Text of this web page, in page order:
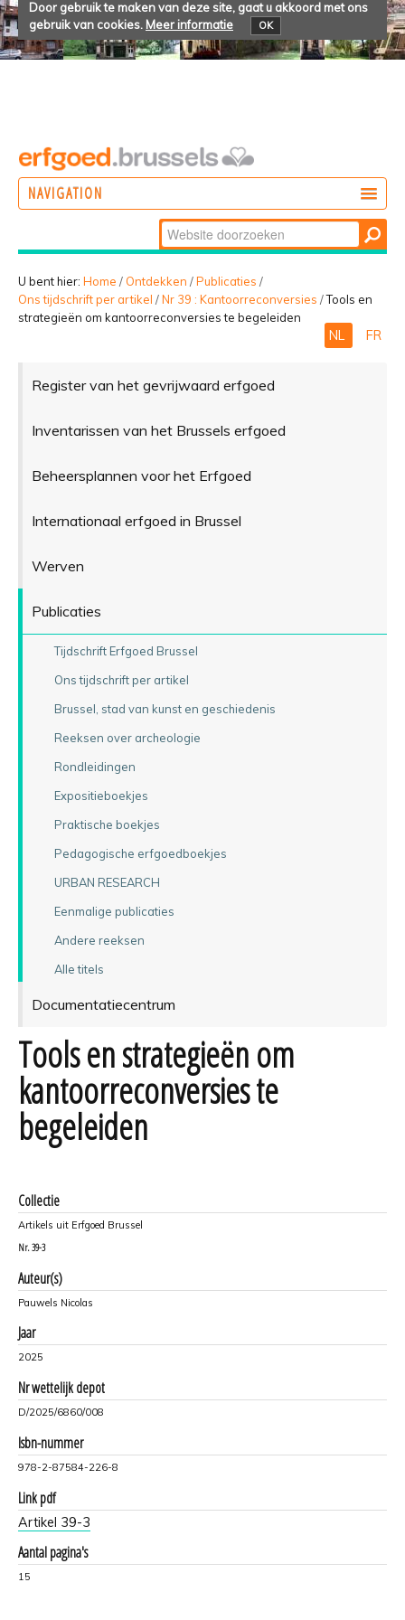
Door gebruik te maken van deze site, gaat u akkoord met ons
gebruik van cookies. Meer informatie OK
NAVIGATION
BELEVEN
Zoek
Geavanceerd
zoeken...
U bent hier: Home / Ontdekken /Publicaties /
Ons tijdschrift per artikel /Nr 39 : Kantoorreconversies /Tools en
strategieën om kantoorreconversies te begeleiden
NL FR
Register van het gevrijwaard erfgoed
Inventarissen van het Brussels erfgoed
Beheersplannen voor het Erfgoed
Internationaal erfgoed in Brussel
Werven
Publicaties
Tijdschrift Erfgoed Brussel
Ons tijdschrift per artikel
Brussel, stad van kunst en geschiedenis
Reeksen over archeologie
Rondleidingen
Expositieboekjes
Praktische boekjes
Pedagogische erfgoedboekjes
URBAN RESEARCH
Eenmalige publicaties
Andere reeksen
Alle titels
Documentatiecentrum
Tools en strategieën om
kantoorreconversies te
begeleiden
Collectie
Artikels uit Erfgoed Brussel
Nr. 39-3
Auteur(s)
Pauwels Nicolas
Jaar
2025
Nr wettelijk depot
D/2025/6860/008
Isbn-nummer
978-2-87584-226-8
Link pdf
Artikel 39-3
Aantal pagina's
15